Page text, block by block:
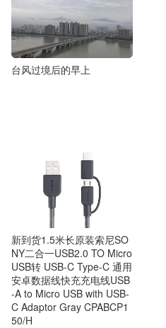
台风过境后的早上
新到货1.5米长原装索尼SO
NY二合一USB2.0 TO Micro
USB转 USB-C Type-C 通用
安卓数据线快充充电线USB
-A to Micro USB with USB-
C Adaptor Gray CPABCP1
50/H